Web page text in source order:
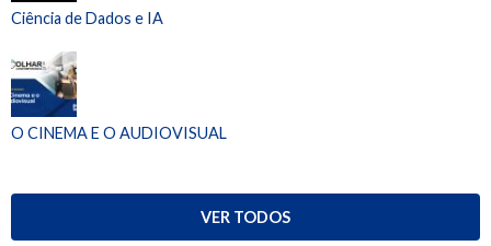
Ciência de Dados e IA
O CINEMA E O AUDIOVISUAL
VER TODOS